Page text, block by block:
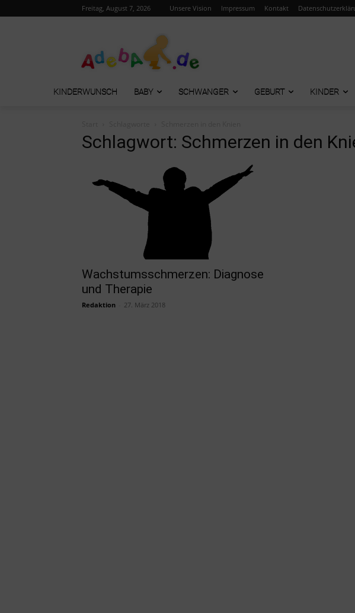
Freitag, August 7, 2026 Unsere Vision Impressum Kontakt
KINDERWUNSCH BABY SCHWANGER GEBURT KINDER
Schlagwort: Schmerzen in den
Wachstumsschmerzen: Diagnose
und Therapie
Redaktion 27. März 2018